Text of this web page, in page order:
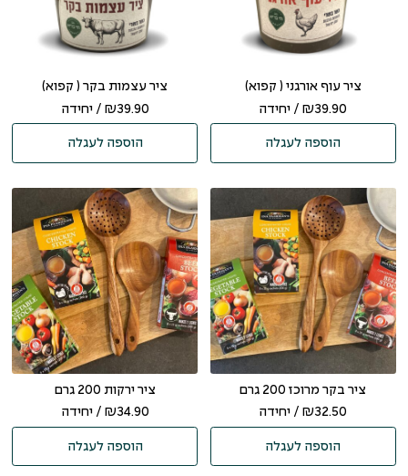
ציר עוף אורגני ( קפוא)
₪39.90 / יחידה
הוספה לעגלה
ציר עצמות בקר ( קפוא)
₪39.90 / יחידה
הוספה לעגלה
ציר בקר מרוכז 200 גרם
₪32.50 / יחידה
הוספה לעגלה
ציר ירקות 200 גרם
₪34.90 / יחידה
הוספה לעגלה